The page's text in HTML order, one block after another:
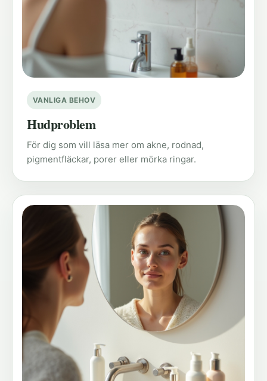
VANLIGA BEHOV
Hudproblem
För dig som vill läsa mer om akne, rodnad,
pigmentfläckar, porer eller mörka ringar.